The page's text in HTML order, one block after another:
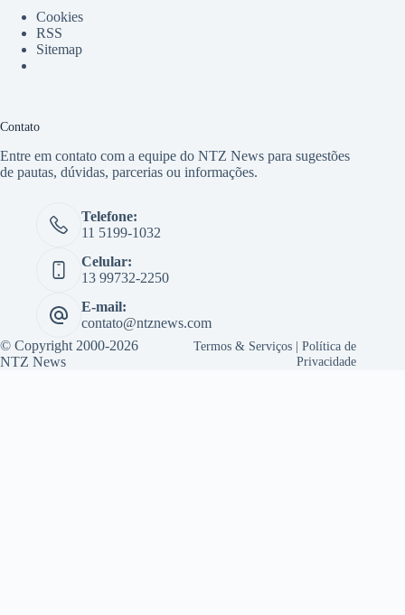
Cookies
RSS
Sitemap
Contato
Entre em contato com a equipe do NTZ News para sugestões
de pautas, dúvidas, parcerias ou informações.
Telefone:
11 5199-1032
Celular:
13 99732-2250
E-mail:
contato@ntznews.com
© Copyright 2000-2026
NTZ News
Termos & Serviços |Política de
Privacidade